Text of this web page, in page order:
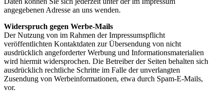
angegebenen Adresse an uns wenden.
Widerspruch gegen Werbe-Mails
Der Nutzung von im Rahmen der Impressumspflicht
veröffentlichten Kontaktdaten zur Übersendung von nicht
ausdrücklich angeforderter Werbung und Informationsmaterialien
wird hiermit widersprochen. Die Betreiber der Seiten behalten sich
ausdrücklich rechtliche Schritte im Falle der unverlangten
Zusendung von Werbeinformationen, etwa durch Spam-E-Mails,
vor.